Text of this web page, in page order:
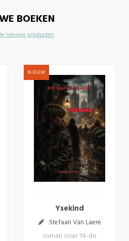
BOEKEN
nieuwe producten
NIEUW
Ysekind
Stefaan Van Laere
roman over 14-de